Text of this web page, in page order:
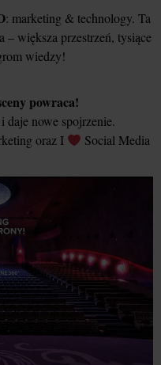
: marketing & technology. Ta
większa przestrzeń, tysiące
wiedzy!
powraca!
daje nowe spojrzenie.
oraz I Social Media